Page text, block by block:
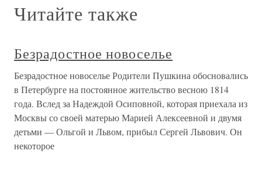
Читайте также
Безрадостное новоселье
Безрадостное новоселье Родители Пушкина обосновались
в Петербурге на постоянное жительство весною 1814
года. Вслед за Надеждой Осиповной, которая приехала из
Москвы со своей матерью Марией Алексеевной и двумя
детьми — Ольгой и Львом, прибыл Сергей Львович. Он
некоторое